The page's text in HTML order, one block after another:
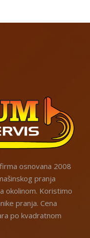
osnovana 2008
pranja
okolinom. Koristimo
pranja. Cena
po kvadratnom